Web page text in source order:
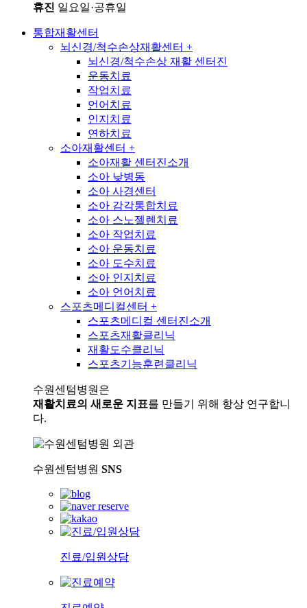
휴진 일요일·공휴일
통합재활센터
뇌신경/척수손상재활센터 +
뇌신경/척수손상 재활 센터진
운동치료
작업치료
언어치료
인지치료
연하치료
소아재활센터 +
소아재활 센터진소개
소아 낮병동
소아 사경센터
소아 감각통합치료
소아 스노젤렌치료
소아 작업치료
소아 운동치료
소아 도수치료
소아 인지치료
소아 언어치료
스포츠메디컬센터 +
스포츠메디컬 센터진소개
스포츠재활클리닉
재활도수클리닉
스포츠기능훈련클리닉
수원센텀병원은
재활치료의 새로운 지표를 만들기 위해 항상 연구합니
다.
수원센텀병원 SNS
진료/입원상담